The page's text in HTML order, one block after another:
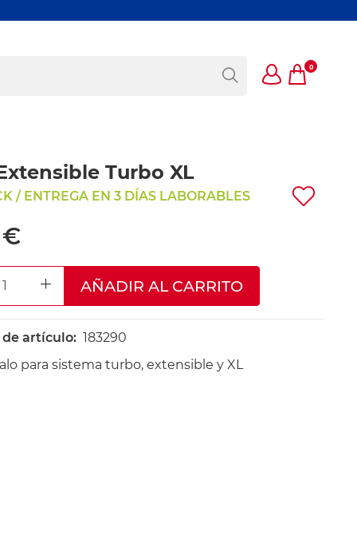
0
Turbo XL
/ ENTREGA EN 3 DÍAS LABORABLES
€
QUANTITY
INCREASE QUANTITY
AÑADIR AL CARRITO
artículo:183290
para sistema turbo, extensible y XL